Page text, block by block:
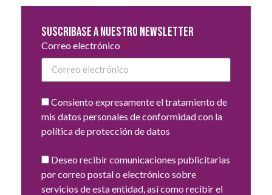
Suscribase a nuestro newsletter
Correo electrónico
Consiento expresamente el tratamiento de
mis datos personales de conformidad con la
política de protección de datos
Deseo recibir comunicaciones publicitarias
por correo postal o electrónico sobre
servicios de esta entidad, así como recibir el